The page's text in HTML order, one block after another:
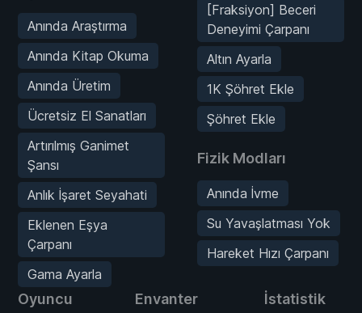
Anında Araştırma
Anında Kitap Okuma
Anında Üretim
Ücretsiz El Sanatları
Artırılmış Ganimet
Şansı
Anlık İşaret Seyahati
Eklenen Eşya
Çarpanı
Gama Ayarla
[Fraksiyon] Beceri
Deneyimi Çarpanı
Altın Ayarla
1K Şöhret Ekle
Şöhret Ekle
Fizik Modları
Anında İvme
Su Yavaşlatması Yok
Hareket Hızı Çarpanı
Oyuncu
Envanter
İstatistik